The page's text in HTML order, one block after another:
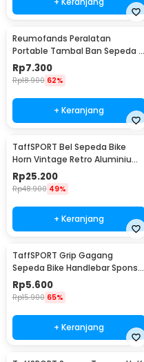
Reumofands Peralatan
Portable Tambal Ban Sepeda -
RM21388
Rp7.300
Rp18.900 62%
+ Keranjang
TaffSPORT Bel Sepeda Bike
Horn Vintage Retro Aluminium
Alloy 85dB - CL-05
Rp25.200
Rp48.900 49%
+ Keranjang
TaffSPORT Grip Gagang
Sepeda Bike Handlebar Spons
Grip 1 Pair - GH-081H
Rp5.600
Rp15.900 65%
+ Keranjang